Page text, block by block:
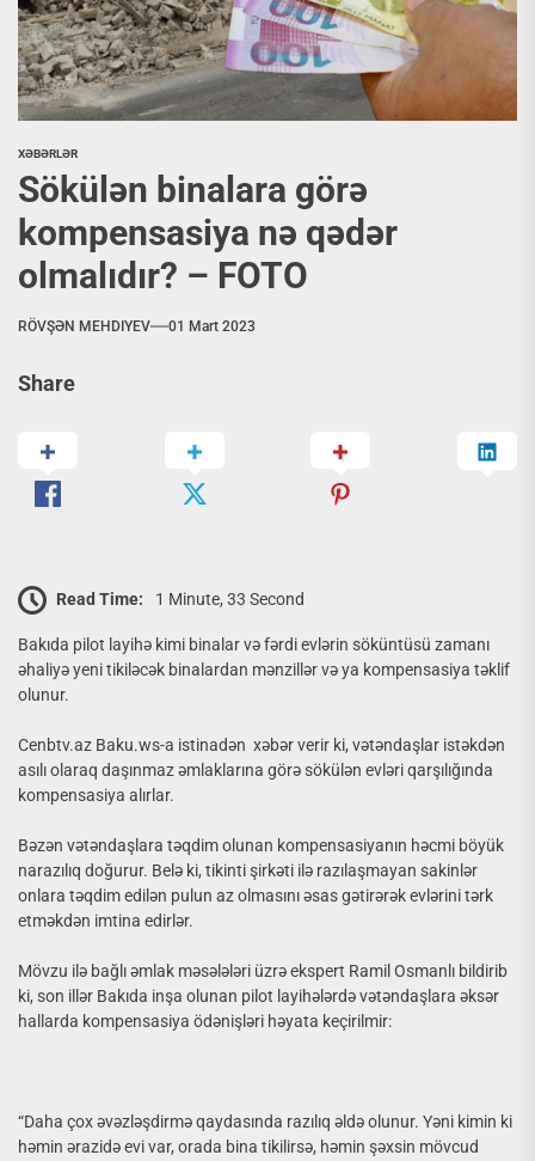
XƏBƏRLƏR
Sökülən binalara görə
kompensasiya nə qədər
olmalıdır? – FOTO
RÖVŞƏN MEHDIYEV 01 Mart 2023
Share
Read Time: 1 Minute, 33 Second
Bakıda pilot layihə kimi binalar və fərdi evlərin söküntüsü zamanı
əhaliyə yeni tikiləcək binalardan mənzillər və ya kompensasiya təklif
olunur.
Cenbtv.az Baku.ws-a istinadən xəbər verir ki, vətəndaşlar istəkdən
asılı olaraq daşınmaz əmlaklarına görə sökülən evləri qarşılığında
kompensasiya alırlar.
Bəzən vətəndaşlara təqdim olunan kompensasiyanın həcmi böyük
narazılıq doğurur. Belə ki, tikinti şirkəti ilə razılaşmayan sakinlər
onlara təqdim edilən pulun az olmasını əsas gətirərək evlərini tərk
etməkdən imtina edirlər.
Mövzu ilə bağlı əmlak məsələləri üzrə ekspert Ramil Osmanlı bildirib
ki, son illər Bakıda inşa olunan pilot layihələrdə vətəndaşlara əksər
hallarda kompensasiya ödənişləri həyata keçirilmir:
“Daha çox əvəzləşdirmə qaydasında razılıq əldə olunur. Yəni kimin ki
həmin ərazidə evi var, orada bina tikilirsə, həmin şəxsin mövcud